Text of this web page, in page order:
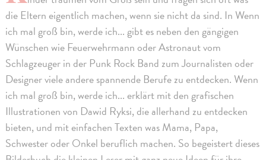
die Eltern eigentlich machen, wenn sie nicht da sind. In Wenn
ich mal groß bin, werde ich... gibt es neben den gängigen
Wünschen wie Feuerwehrmann oder Astronaut vom
Schlagzeuger in der Punk Rock Band zum Journalisten oder
Designer viele andere spannende Berufe zu entdecken. Wenn
ich mal groß bin, werde ich... erklärt mit den grafischen
Illustrationen von Dawid Ryksi, die allerhand zu entdecken
bieten, und mit einfachen Texten was Mama, Papa,
Schwester oder Onkel beruflich machen. So begeistert dieses